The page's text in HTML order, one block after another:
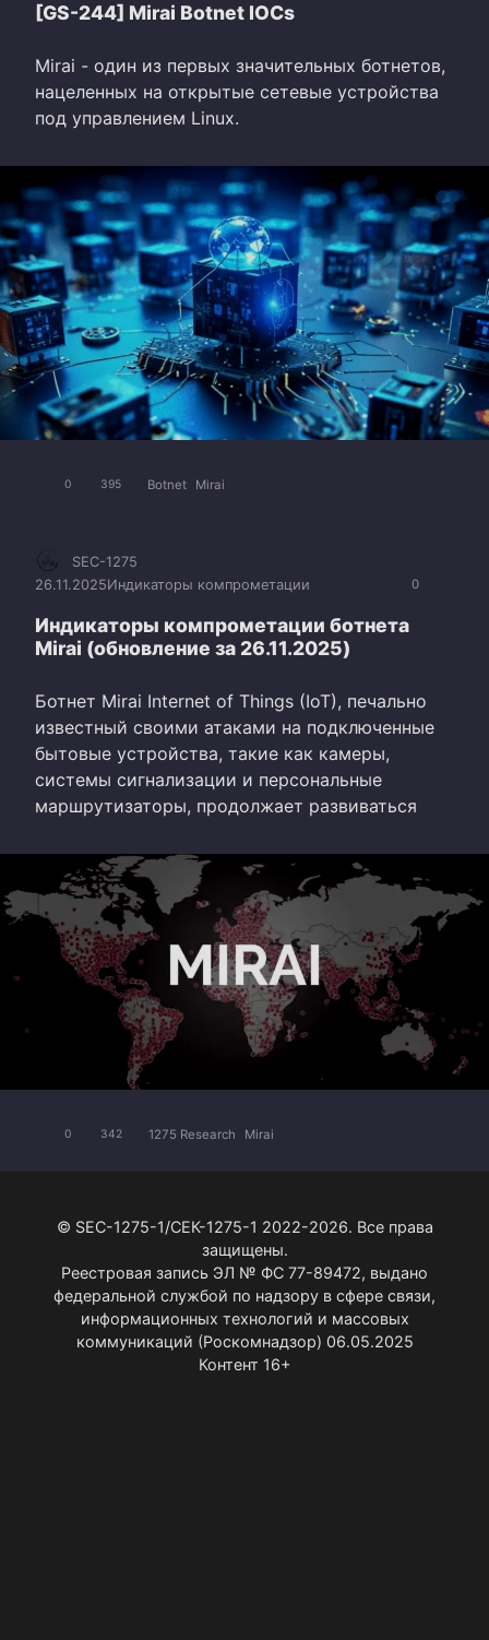
[GS-244] Mirai Botnet IOCs
Mirai - один из первых значительных ботнетов,
нацеленных на открытые сетевые устройства
под управлением Linux.
0 395 Botnet Mirai
0
SEC-1275
26.11.2025Индикаторы компрометации
Индикаторы компрометации ботнета
Mirai (обновление за 26.11.2025)
Ботнет Mirai Internet of Things (IoT), печально
известный своими атаками на подключенные
бытовые устройства, такие как камеры,
системы сигнализации и персональные
маршрутизаторы, продолжает развиваться
0 342 1275 Research Mirai
© SEC-1275-1/СЕК-1275-1 2022-2026. Все права
защищены.
Реестровая запись ЭЛ № ФС 77-89472, выдано
федеральной службой по надзору в сфере связи,
информационных технологий и массовых
коммуникаций (Роскомнадзор) 06.05.2025
Контент 16+